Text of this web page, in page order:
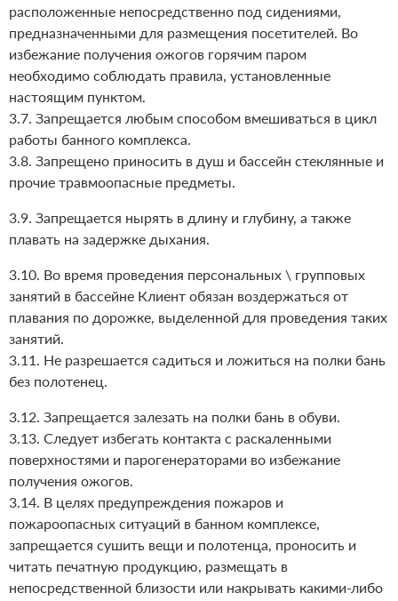
расположенные непосредственно под сидениями,
предназначенными для размещения посетителей. Во
избежание получения ожогов горячим паром
необходимо соблюдать правила, установленные
настоящим пунктом.
3.7. Запрещается любым способом вмешиваться в цикл
работы банного комплекса.
3.8. Запрещено приносить в душ и бассейн стеклянные и
прочие травмоопасные предметы.
3.9. Запрещается нырять в длину и глубину, а также
плавать на задержке дыхания.
3.10. Во время проведения персональных \ групповых
занятий в бассейне Клиент обязан воздержаться от
плавания по дорожке, выделенной для проведения таких
занятий.
3.11. Не разрешается садиться и ложиться на полки бань
без полотенец.
3.12. Запрещается залезать на полки бань в обуви.
3.13. Следует избегать контакта с раскаленными
поверхностями и парогенераторами во избежание
получения ожогов.
3.14. В целях предупреждения пожаров и
пожароопасных ситуаций в банном комплексе,
запрещается сушить вещи и полотенца, проносить и
читать печатную продукцию, размещать в
непосредственной близости или накрывать какими-либо